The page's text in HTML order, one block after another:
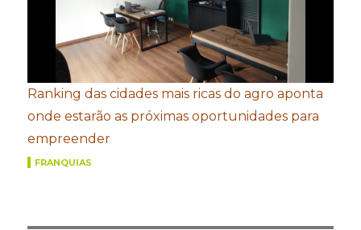
Ranking das cidades mais ricas do agro aponta
onde estarão as próximas oportunidades para
empreender
FRANQUIAS